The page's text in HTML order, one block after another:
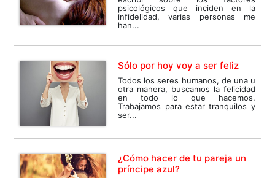
psicológicos que inciden en la
infidelidad, varias personas me
han...
Sólo por hoy voy a ser feliz
Todos los seres humanos, de una u
otra manera, buscamos la felicidad
en todo lo que hacemos.
Trabajamos para estar tranquilos y
ser...
¿Cómo hacer de tu pareja un
príncipe azul?